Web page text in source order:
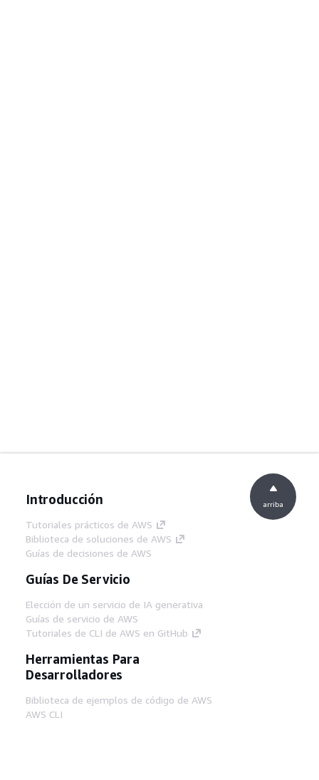
Introducción
Tutoriales prácticos de AWS
Biblioteca de soluciones de AWS
Guías de decisiones de AWS
Guías De Servicio
Elección de un servicio de IA generativa
Guías de servicio de AWS
Tutoriales de CLI de AWS en GitHub
Herramientas Para
Desarrolladores
Biblioteca de ejemplos de código de AWS
AWS CLI
arriba